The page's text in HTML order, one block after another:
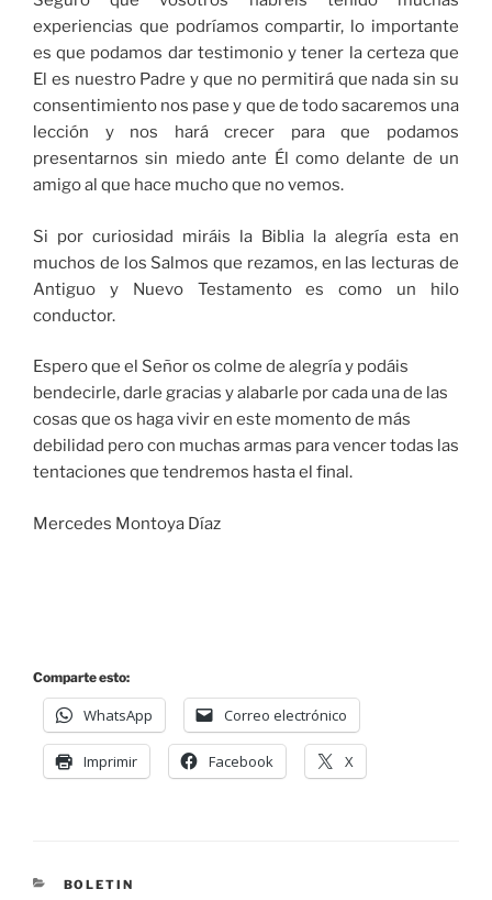
experiencias que podríamos compartir, lo importante
es que podamos dar testimonio y tener la certeza que
El es nuestro Padre y que no permitirá que nada sin su
consentimiento nos pase y que de todo sacaremos una
lección y nos hará crecer para que podamos
presentarnos sin miedo ante Él como delante de un
amigo al que hace mucho que no vemos.
Si por curiosidad miráis la Biblia la alegría esta en
muchos de los Salmos que rezamos, en las lecturas de
Antiguo y Nuevo Testamento es como un hilo
conductor.
Espero que el Señor os colme de alegría y podáis
bendecirle, darle gracias y alabarle por cada una de las
cosas que os haga vivir en este momento de más
debilidad pero con muchas armas para vencer todas las
tentaciones que tendremos hasta el final.
Mercedes Montoya Díaz
Comparte esto:
WhatsApp Correo electrónico
Imprimir Facebook X
BOLETIN